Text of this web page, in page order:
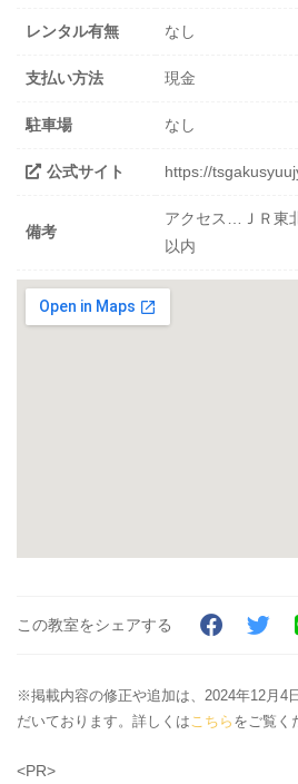
レンタル有無 なし
支払い方法 現金
駐車場 なし
公式サイト https://
備考
アクセス…ＪＲ東
以内
この教室をシェアする
※掲載内容の修正や追加は、2024年12月4
だいております。詳しくはこちら をご覧く
<PR>